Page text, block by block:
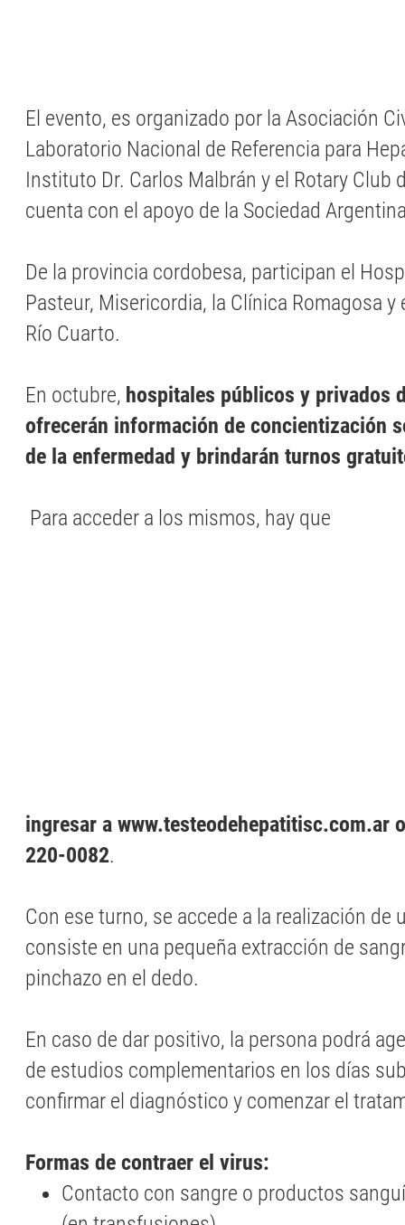
El evento, es organizado por la Asociación
Laboratorio Nacional de Referencia para
Instituto Dr. Carlos Malbrán y el Rotary Club
cuenta con el apoyo de la Sociedad
De la provincia cordobesa, participan el
Pasteur, Misericordia, la Clínica Romagosa
Río Cuarto.
En octubre, hospitales públicos y privados
ofrecerán información de concientización
de la enfermedad y brindarán turnos
Para acceder a los mismos, hay que
ingresar a www.testeodehepatitisc.com.ar
220-0082.
Con ese turno, se accede a la realización de
consiste en una pequeña extracción de
pinchazo en el dedo.
En caso de dar positivo, la persona podrá
de estudios complementarios en los días
confirmar el diagnóstico y comenzar el
Formas de contraer el virus:
Contacto con sangre o productos